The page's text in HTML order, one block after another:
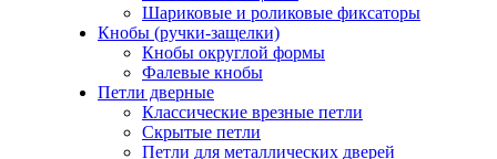
Шариковые и роликовые фиксаторы
Кнобы (ручки-защелки)
Кнобы округлой формы
Фалевые кнобы
Петли дверные
Классические врезные петли
Скрытые петли
Петли для металлических дверей